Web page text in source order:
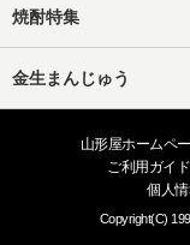
焼酎特集
金生まんじゅう
山形屋ホームペ
ご利用ガイド
個人
Copyright(C)